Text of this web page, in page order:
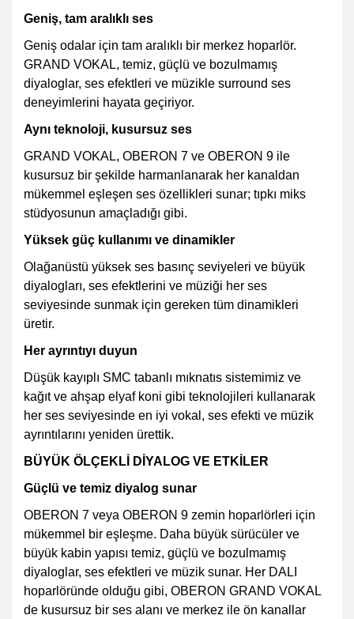
Geniş, tam aralıklı ses
Geniş odalar için tam aralıklı bir merkez hoparlör.
GRAND VOKAL, temiz, güçlü ve bozulmamış
diyaloglar, ses efektleri ve müzikle surround ses
deneyimlerini hayata geçiriyor.
Aynı teknoloji, kusursuz ses
GRAND VOKAL, OBERON 7 ve OBERON 9 ile
kusursuz bir şekilde harmanlanarak her kanaldan
mükemmel eşleşen ses özellikleri sunar; tıpkı miks
stüdyosunun amaçladığı gibi.
Yüksek güç kullanımı ve dinamikler
Olağanüstü yüksek ses basınç seviyeleri ve büyük
diyalogları, ses efektlerini ve müziği her ses
seviyesinde sunmak için gereken tüm dinamikleri
üretir.
Her ayrıntıyı duyun
Düşük kayıplı SMC tabanlı mıknatıs sistemimiz ve
kağıt ve ahşap elyaf koni gibi teknolojileri kullanarak
her ses seviyesinde en iyi vokal, ses efekti ve müzik
ayrıntılarını yeniden ürettik.
BÜYÜK ÖLÇEKLİ DİYALOG VE ETKİLER
Güçlü ve temiz diyalog sunar
OBERON 7 veya OBERON 9 zemin hoparlörleri için
mükemmel bir eşleşme. Daha büyük sürücüler ve
büyük kabin yapısı temiz, güçlü ve bozulmamış
diyaloglar, ses efektleri ve müzik sunar. Her DALI
hoparlöründe olduğu gibi, OBERON GRAND VOKAL
de kusursuz bir ses alanı ve merkez ile ön kanallar